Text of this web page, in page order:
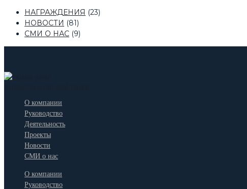
НАГРАЖДЕНИЯ (23)
НОВОСТИ (81)
СМИ О НАС (9)
О компании
Руководство
Деятельность
Проекты
Новости
СМИ о нас
О компании
Руководство